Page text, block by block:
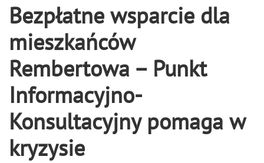
Bezpłatne wsparcie dla
mieszkańców
Rembertowa – Punkt
Informacyjno-
Konsultacyjny pomaga w
kryzysie